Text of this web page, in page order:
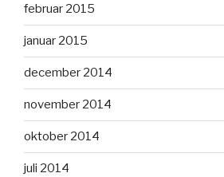
februar 2015
januar 2015
december 2014
november 2014
oktober 2014
juli 2014